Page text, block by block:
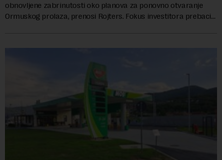
obnovljene zabrinutosti oko planova za ponovno otvaranje
Ormuskog prolaza, prenosi Rojters. Fokus investitora prebacio